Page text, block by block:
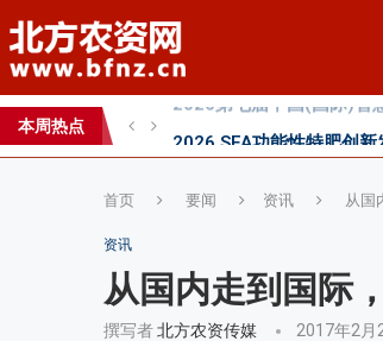
本周热点
直面“同肥不同效”：科学
科学试验铺就增效肥研发
首页 要闻 资讯 从国
资讯
从国内走到国际
撰写者北方农资传媒 2017年2月